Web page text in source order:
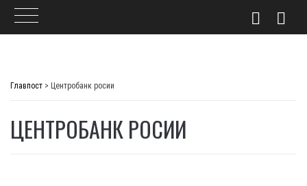
Главпост > Центробанк росии
ЦЕНТРОБАНК РОСИИ